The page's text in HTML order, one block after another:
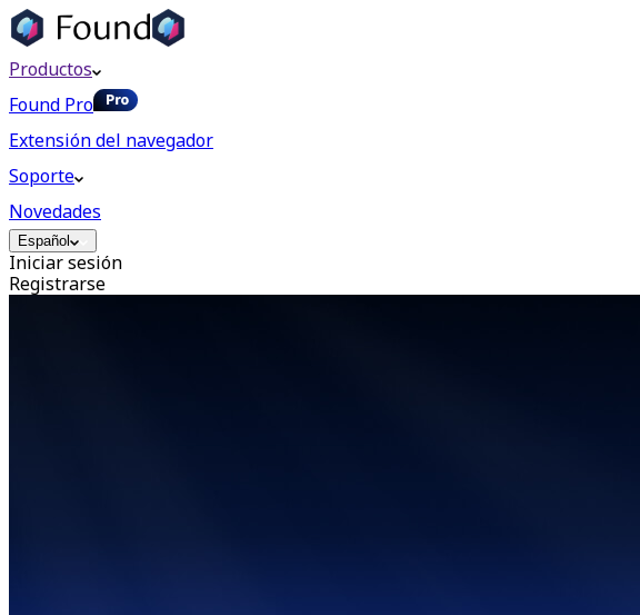
Productos
Found Pro
Extensión del navegador
Soporte
Novedades
Español
Iniciar sesión
Registrarse